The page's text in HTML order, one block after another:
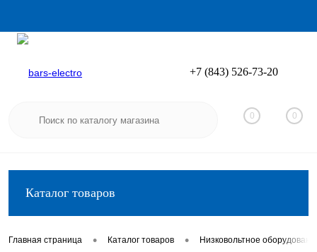
Вход
+7 (843) 526-73-20
0 0
Каталог товаров
Главная страница • Каталог товаров • Низковольтное